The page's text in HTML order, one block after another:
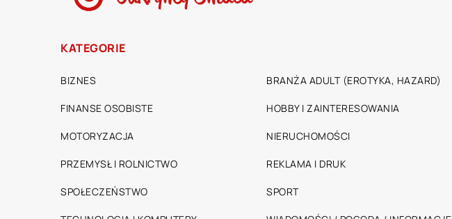
KATEGORIE
BIZNES BRANŻA ADULT (EROTYKA, HAZARD)
FINANSE OSOBISTE HOBBY I ZAINTERESOWANIA
MOTORYZACJA NIERUCHOMOŚCI
PRZEMYSŁ I ROLNICTWO REKLAMA I DRUK
SPOŁECZEŃSTWO SPORT